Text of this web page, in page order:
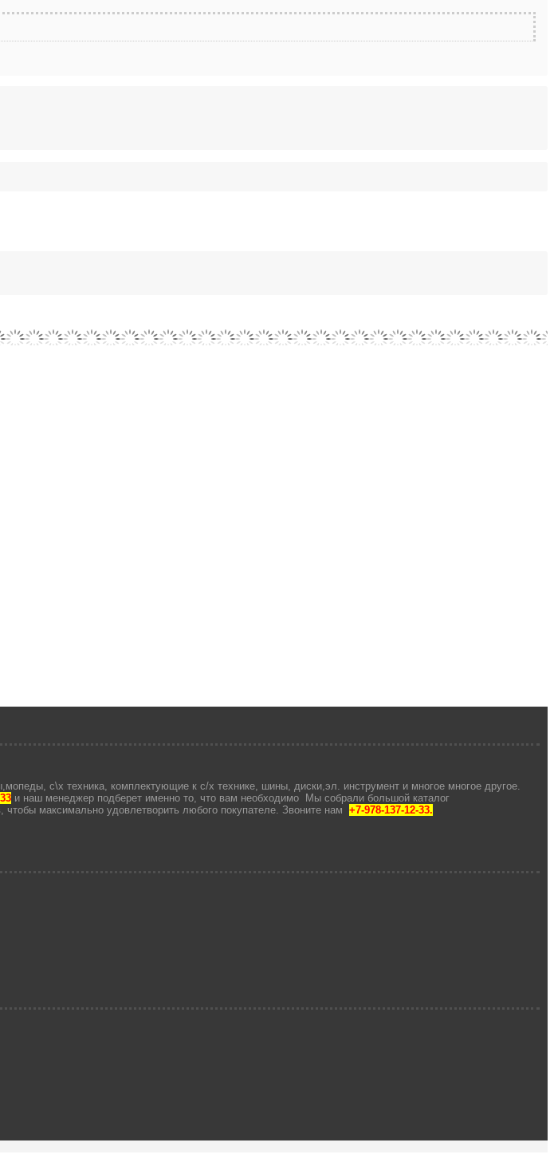
с\х техника, комплектующие к с/х технике, шины, диски,эл. инструмент и многое многое другое.
и наш менеджер подберет именно то, что вам необходимо Мы собрали большой каталог
чтобы максимально удовлетворить любого покупателе. Звоните нам +7-978-137-12-33.